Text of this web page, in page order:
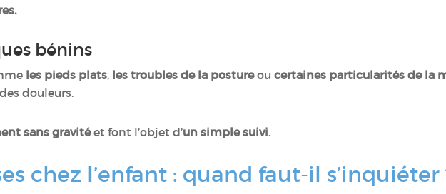
bénins
les pieds plats, les troubles de la postureou certaines particularités de la
douleurs.
sans gravitéet font l’objet d’un simple suivi.
chez l’enfant : quand faut-il s’inquiéter